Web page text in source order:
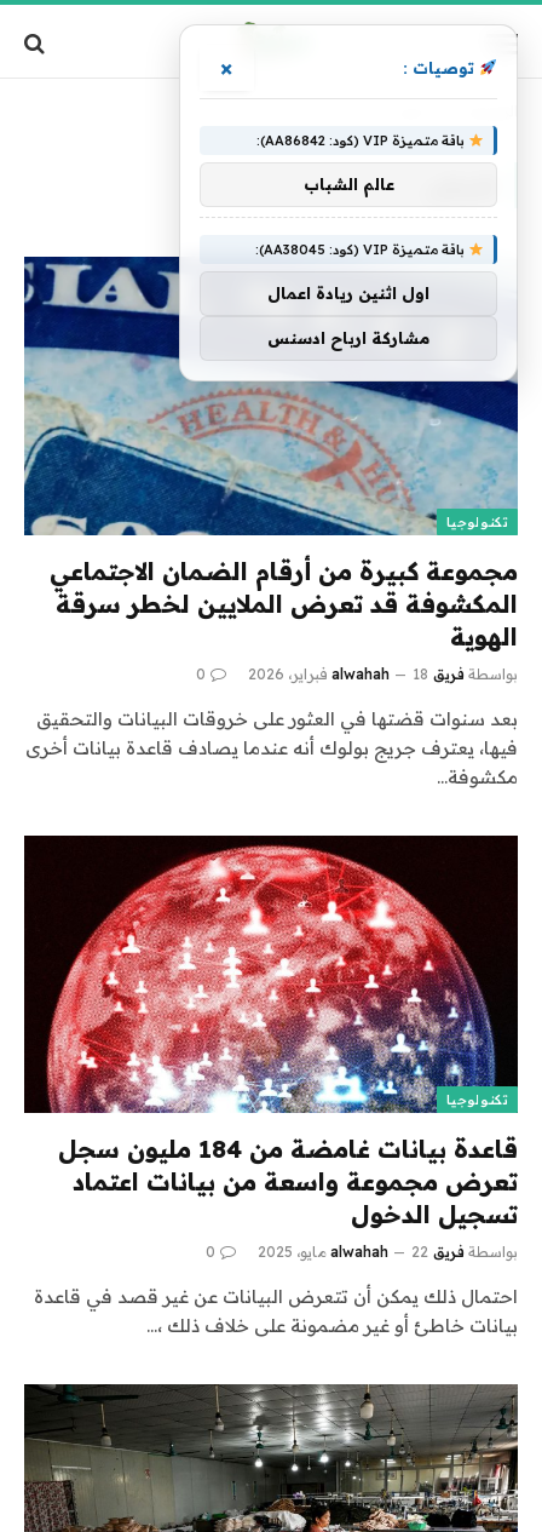
تكنولوجيا
مجموعة كبيرة من أرقام الضمان الاجتماعي
المكشوفة قد تعرض الملايين لخطر سرقة
الهوية
بواسطة فريق alwahah 18 فبراير، 2026 0
بعد سنوات قضتها في العثور على خروقات البيانات والتحقيق
فيها، يعترف جريج بولوك أنه عندما يصادف قاعدة بيانات أخرى
مكشوفة…
تكنولوجيا
قاعدة بيانات غامضة من 184 مليون سجل
تعرض مجموعة واسعة من بيانات اعتماد
تسجيل الدخول
بواسطة فريق alwahah 22 مايو، 2025 0
احتمال ذلك يمكن أن تتعرض البيانات عن غير قصد في قاعدة
بيانات خاطئ أو غير مضمونة على خلاف ذلك ،…
توصيات : ×
باقة متميزة VIP (كود: AA86842):
عالم الشباب
باقة متميزة VIP (كود: AA38045):
اول اثنين ريادة اعمال
مشاركة ارباح ادسنس